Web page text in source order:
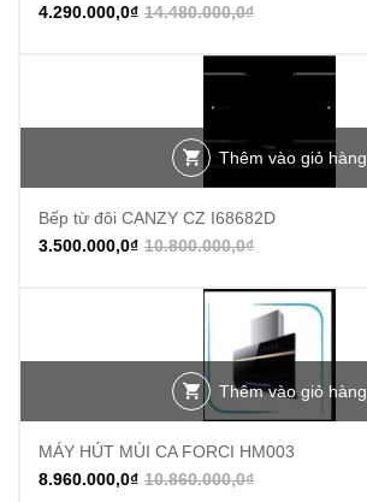
14.480.000,0₫
4.290.000,0₫
Thêm vào giỏ hàng
Bếp từ đôi CANZY CZ I68682D
10.800.000,0₫
3.500.000,0₫
Thêm vào giỏ hàng
MÁY HÚT MÙI CA FORCI HM003
10.860.000,0₫
8.960.000,0₫